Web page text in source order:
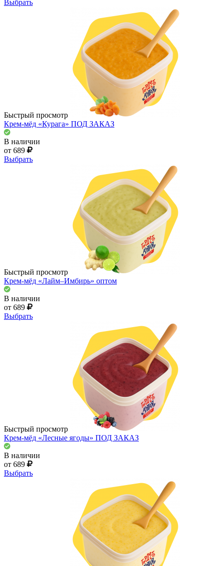
Выбрать
Быстрый просмотр
Крем-мёд «Курага» ПОД ЗАКАЗ
В наличии
от 689
Выбрать
Быстрый просмотр
Крем-мёд «Лайм–Имбирь» оптом
В наличии
от 689
Выбрать
Быстрый просмотр
Крем-мёд «Лесные ягоды» ПОД ЗАКАЗ
В наличии
от 689
Выбрать